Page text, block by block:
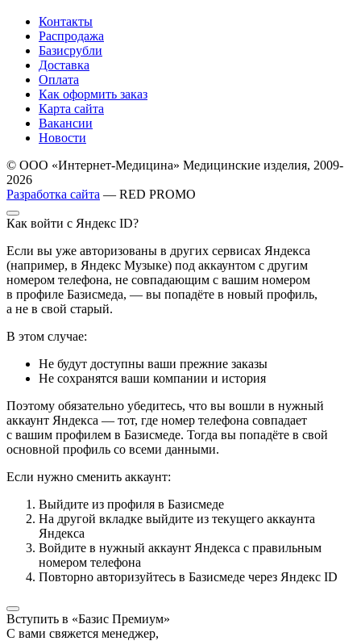
Контакты
Распродажа
Базисрубли
Доставка
Оплата
Как оформить заказ
Карта сайта
Вакансии
Новости
© ООО «Интернет-Медицина» Медицинские изделия, 2009-
2026
Разработка сайта — RED PROMO
Как войти с Яндекс ID?
Если вы уже авторизованы в других сервисах Яндекса
(например, в Яндекс Музыке) под аккаунтом с другим
номером телефона, не совпадающим с вашим номером
в профиле Базисмеда, — вы попадёте в новый профиль,
а не в свой старый.
В этом случае:
Не будут доступны ваши прежние заказы
Не сохранятся ваши компании и история
Поэтому обязательно убедитесь, что вы вошли в нужный
аккаунт Яндекса — тот, где номер телефона совпадает
с вашим профилем в Базисмеде. Тогда вы попадёте в свой
основной профиль со всеми данными.
Если нужно сменить аккаунт:
Выйдите из профиля в Базисмеде
На другой вкладке выйдите из текущего аккаунта
Яндекса
Войдите в нужный аккаунт Яндекса с правильным
номером телефона
Повторно авторизуйтесь в Базисмеде через Яндекс ID
Вступить в «Базис Премиум»
С вами свяжется менеджер,